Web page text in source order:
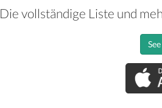
Die vollständige Liste und